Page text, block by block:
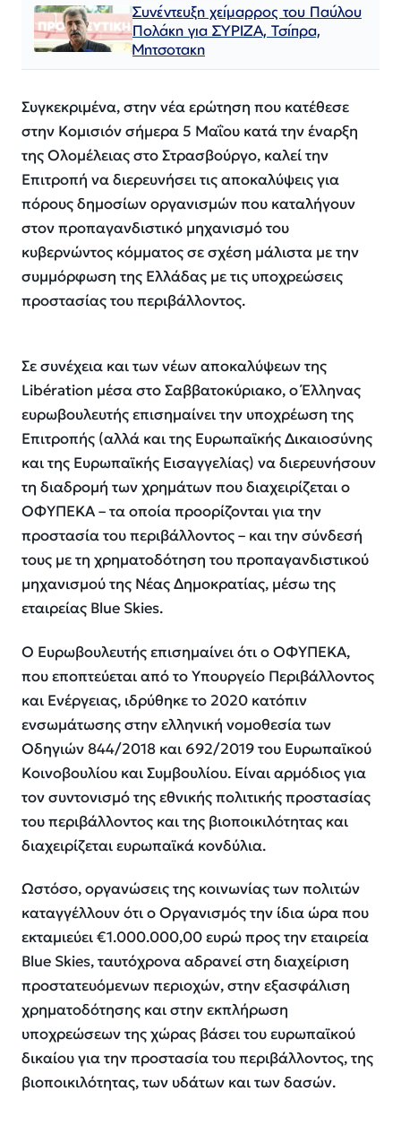
Συνέντευξη χείμαρρος του Παύλου
Πολάκη για ΣΥΡΙΖΑ, Τσίπρα,
Μητσοτακη
Συγκεκριμένα, στην νέα ερώτηση που κατέθεσε
στην Κομισιόν σήμερα 5 Μαΐου κατά την έναρξη
της Ολομέλειας στο Στρασβούργο, καλεί την
Επιτροπή να διερευνήσει τις αποκαλύψεις για
πόρους δημοσίων οργανισμών που καταλήγουν
στον προπαγανδιστικό μηχανισμό του
κυβερνώντος κόμματος σε σχέση μάλιστα με την
συμμόρφωση της Ελλάδας με τις υποχρεώσεις
προστασίας του περιβάλλοντος.
Σε συνέχεια και των νέων αποκαλύψεων της
Libération μέσα στο Σαββατοκύριακο, ο Έλληνας
ευρωβουλευτής επισημαίνει την υποχρέωση της
Επιτροπής (αλλά και της Ευρωπαϊκής Δικαιοσύνης
και της Ευρωπαϊκής Εισαγγελίας) να διερευνήσουν
τη διαδρομή των χρημάτων που διαχειρίζεται ο
ΟΦΥΠΕΚΑ – τα οποία προορίζονται για την
προστασία του περιβάλλοντος – και την σύνδεσή
τους με τη χρηματοδότηση του προπαγανδιστικού
μηχανισμού της Νέας Δημοκρατίας, μέσω της
εταιρείας Blue Skies.
Ο Ευρωβουλευτής επισημαίνει ότι ο ΟΦΥΠΕΚΑ,
που εποπτεύεται από το Υπουργείο Περιβάλλοντος
και Ενέργειας, ιδρύθηκε το 2020 κατόπιν
ενσωμάτωσης στην ελληνική νομοθεσία των
Οδηγιών 844/2018 και 692/2019 του Ευρωπαϊκού
Κοινοβουλίου και Συμβουλίου. Είναι αρμόδιος για
τον συντονισμό της εθνικής πολιτικής προστασίας
του περιβάλλοντος και της βιοποικιλότητας και
διαχειρίζεται ευρωπαϊκά κονδύλια.
Ωστόσο, οργανώσεις της κοινωνίας των πολιτών
καταγγέλλουν ότι ο Οργανισμός την ίδια ώρα που
εκταμιεύει €1.000.000,00 ευρώ προς την εταιρεία
Blue Skies, ταυτόχρονα αδρανεί στη διαχείριση
προστατευόμενων περιοχών, στην εξασφάλιση
χρηματοδότησης και στην εκπλήρωση
υποχρεώσεων της χώρας βάσει του ευρωπαϊκού
δικαίου για την προστασία του περιβάλλοντος, της
βιοποικιλότητας, των υδάτων και των δασών.